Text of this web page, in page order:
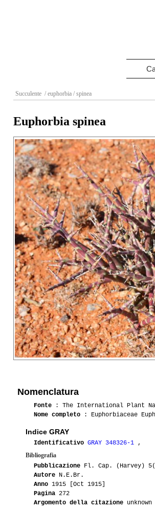
Succulente / euphorbia / spinea
Euphorbia spinea
Nomenclatura
Fonte : The International Plant
Nome completo : Euphorbiaceae
Indice GRAY
Identificativo GRAY 348326-1 ,
Bibliografia
Pubblicazione Fl. Cap. (Harvey)
Autore N.E.Br.
Anno 1915 [Oct 1915]
Pagina 272
Argomento della citazione unknown